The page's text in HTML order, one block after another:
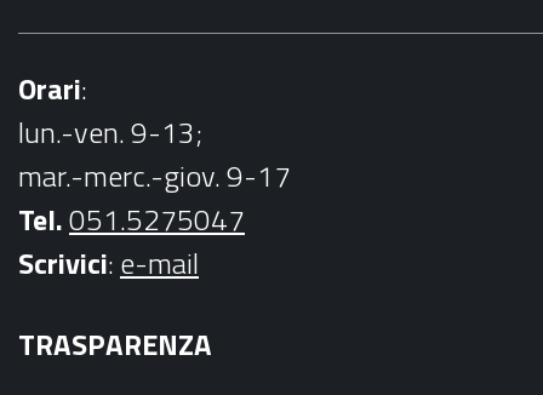
Orari:
lun.-ven. 9-13;
mar.-merc.-giov. 9-17
Tel.051.5275047
Scrivici:e-mail
TRASPARENZA